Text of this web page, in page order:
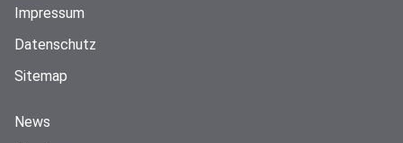
Impressum
Datenschutz
Sitemap
News